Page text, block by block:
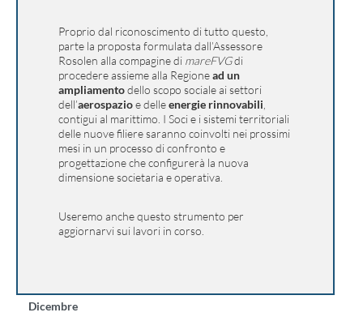
Proprio dal riconoscimento di tutto questo,
parte la proposta formulata dall’Assessore
Rosolen alla compagine di mareFVGdi
procedere assieme alla Regionead un
ampliamentodello scopo sociale ai settori
dell’aerospazioe delleenergie rinnovabili
contigui al marittimo. I Soci e i sistemi territoriali
delle nuove filiere saranno coinvolti nei prossimi
mesi in un processo di confronto e
progettazione che configurerà la nuova
dimensione societaria e operativa.
Useremo anche questo strumento per
aggiornarvi sui lavori in corso.
Dicembre